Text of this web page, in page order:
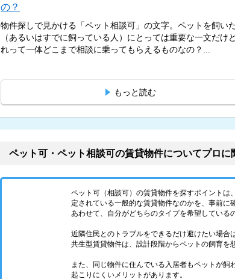
の？
物件探しで見かける「ペット相談可」の文字。ペットを飼い
（あるいはすでに飼っている人）にとっては重要な一文だけ
れって一体どこまで相談に乗ってもらえるものなの？...
もっと読む
ペット可・ペット相談可の賃貸物件についてプロに
ペット可（相談可）の賃貸物件を探すポイントは
定されている一般的な賃貸物件なのかを、事前に
あわせて、自分がどちらのタイプを希望している
近隣住民とのトラブルをできるだけ避けたい場合
共生型賃貸物件は、設計段階からペットの飼育を
また、同じ物件に住んでいる入居者もペットが
起こりにくいメリットがあります。